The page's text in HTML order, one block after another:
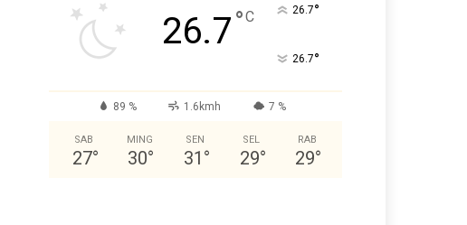
26.7°C 26.7°
26.7°
89 % 1.6kmh 7 %
SAB
27°
MING
30°
SEN
31 °
SEL
29°
RAB
29°